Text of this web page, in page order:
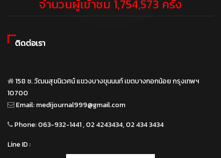
จำนวนผู้เข้าชม 1,754,573 ครั้ง
ติดต่อเรา
158 ซ. วัฒนสุขนิเวศน์ แขวงบางขุนนนท์ เขตบางกอกน้อย กรุงเทพฯ
10700
Email:medijournal999@gmail.com
Phone:063-932-1441 , 02 4243434, 02 434 3434
Line ID :